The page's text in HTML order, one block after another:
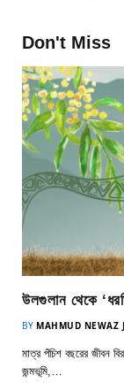
Don't Miss
উলগুলান থেকে
BY MAHMUD NEWAZ
মাত্র পঁচিশ বছরের জীবন
জন্মভূমি,…